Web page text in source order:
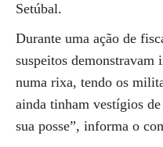
Setúbal.
Durante uma ação de
suspeitos
numa rixa, tendo os
ainda tinham vestígios de
sua posse”, informa o